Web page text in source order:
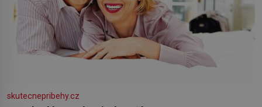
skutecnepribehy.cz